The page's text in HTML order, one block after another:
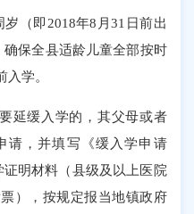
岁（即 2018年8 月31 日前出
确保全县适龄儿童全部按时
学。
延缓入学的，其父母或者
请，并填写《缓入学申请
明材料（县级及以上医院
），按规定报当地镇政府